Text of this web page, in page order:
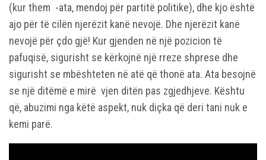
(kur them -ata, mendoj për partitë politike), dhe kjo është
ajo për të cilën njerëzit kanë nevojë. Dhe njerëzit kanë
nevojë për çdo gjë! Kur gjenden në një pozicion të
pafuqisë, sigurisht se kërkojnë një rreze shprese dhe
sigurisht se mbështeten në atë që thonë ata. Ata besojnë
se një ditëmë e mirë vjen ditën pas zgjedhjeve. Kështu
që, abuzimi nga këtë aspekt, nuk diçka që deri tani nuk e
kemi parë.